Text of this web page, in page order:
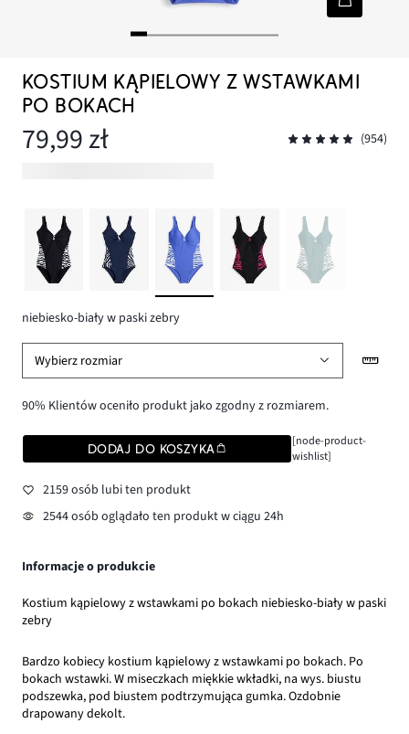
KOSTIUM KĄPIELOWY Z WSTAWKAMI
PO BOKACH
79,99 zł (954)
niebiesko-biały w paski zebry
Wybierz rozmiar
90% Klientów oceniło produkt jako zgodny z rozmiarem.
DODAJ DO KOSZYKA
[node-product-
wishlist]
2159 osób lubi ten produkt
2544 osób oglądało ten produkt w ciągu 24h
Informacje o produkcie
Kostium kąpielowy z wstawkami po bokach niebiesko-biały w paski
zebry
Bardzo kobiecy kostium kąpielowy z wstawkami po bokach. Po
bokach wstawki. W miseczkach miękkie wkładki, na wys. biustu
podszewka, pod biustem podtrzymująca gumka. Ozdobnie
drapowany dekolt.